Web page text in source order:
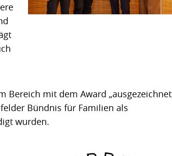
Bereich mit dem Award „ausgezeichnet
Bündnis für Familien als
wurden.